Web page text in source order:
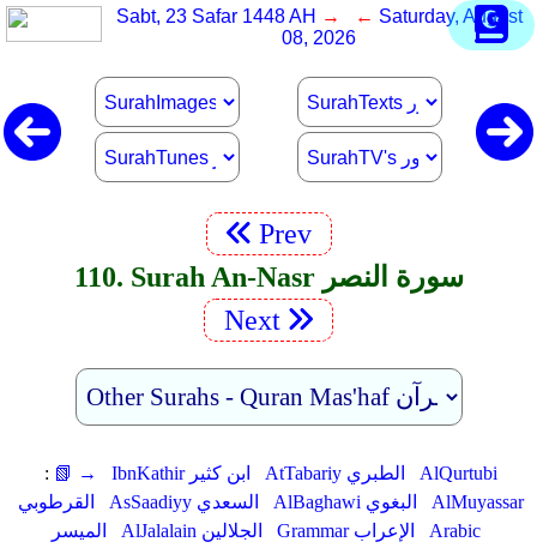
Sabt, 23 Safar 1448 AH → ← Saturday, August
08, 2026
Prev
110. Surah An-Nasr سورة النصر
Next
: 📗 → IbnKathir ابن كثير AtTabariy الطبري
AlQurtubi
القرطوبي
AsSaadiyy السعدي AlBaghawi البغوي
AlMuyassar
الميسر
AlJalalain الجلالين Grammar الإعراب
Arabic